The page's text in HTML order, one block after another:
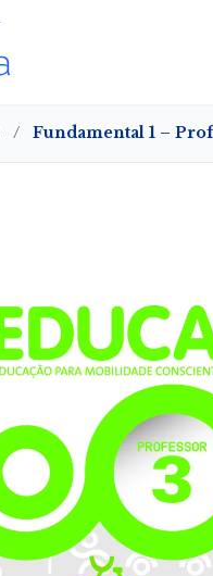
/ Fundamental 1 –